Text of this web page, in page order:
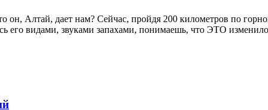
он, Алтай, дает нам? Сейчас, пройдя 200 километров по
его видами, звуками запахами, понимаешь, что ЭТО изменило